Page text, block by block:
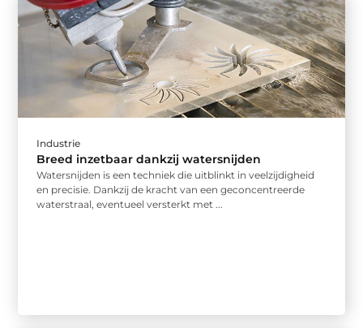
Industrie
Breed inzetbaar dankzij watersnijden
Watersnijden is een techniek die uitblinkt in veelzijdigheid
en precisie. Dankzij de kracht van een geconcentreerde
waterstraal, eventueel versterkt met ...